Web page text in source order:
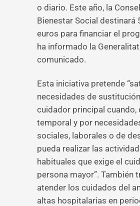
o diario. Este año, la
Bienestar Social destinará
euros para financiar el
ha informado la
comunicado.
Esta iniciativa pretende
necesidades de
cuidador principal cuando,
temporal y por
sociales, laborales o de
pueda realizar las
habituales que exige el
persona mayor”. También
atender los cuidados del
altas hospitalarias en